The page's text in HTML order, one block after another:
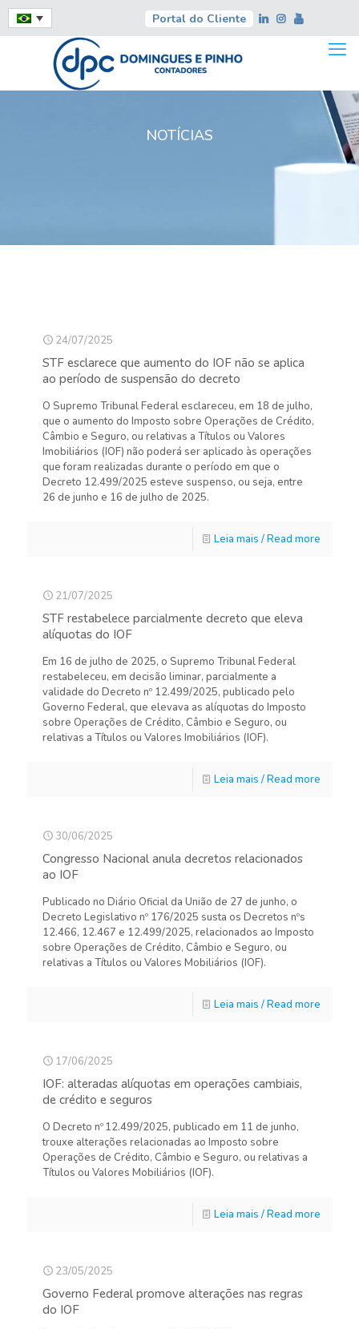
Portal do Cliente
NOTÍCIAS
24/07/2025
STF esclarece que aumento do IOF não se aplica
ao período de suspensão do decreto
O Supremo Tribunal Federal esclareceu, em 18 de julho,
que o aumento do Imposto sobre Operações de Crédito,
Câmbio e Seguro, ou relativas a Títulos ou Valores
Imobiliários (IOF) não poderá ser aplicado às operações
que foram realizadas durante o período em que o
Decreto 12.499/2025 esteve suspenso, ou seja, entre
26 de junho e 16 de julho de 2025.
Leia mais / Read more
21/07/2025
STF restabelece parcialmente decreto que eleva
alíquotas do IOF
Em 16 de julho de 2025, o Supremo Tribunal Federal
restabeleceu, em decisão liminar, parcialmente a
validade do Decreto nº 12.499/2025, publicado pelo
Governo Federal, que elevava as alíquotas do Imposto
sobre Operações de Crédito, Câmbio e Seguro, ou
relativas a Títulos ou Valores Imobiliários (IOF).
Leia mais / Read more
30/06/2025
Congresso Nacional anula decretos relacionados
ao IOF
Publicado no Diário Oficial da União de 27 de junho, o
Decreto Legislativo nº 176/2025 susta os Decretos nºs
12.466, 12.467 e 12.499/2025, relacionados ao Imposto
sobre Operações de Crédito, Câmbio e Seguro, ou
relativas a Títulos ou Valores Mobiliários (IOF).
Leia mais / Read more
17/06/2025
IOF: alteradas alíquotas em operações cambiais,
de crédito e seguros
O Decreto nº 12.499/2025, publicado em 11 de junho,
trouxe alterações relacionadas ao Imposto sobre
Operações de Crédito, Câmbio e Seguro, ou relativas a
Títulos ou Valores Mobiliários (IOF).
Leia mais / Read more
23/05/2025
Governo Federal promove alterações nas regras
do IOF